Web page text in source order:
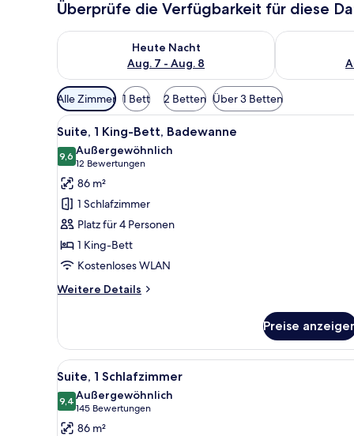
Überprüfe die Verfügbarkeit für diese
Heute Nacht
Aug. 7 - Aug. 8
Überprüfe die Verfügbarkeit für heute Nacht, Aug. 7
Überprüfe
Verfügbare
Filter
für
Zimmer
Alle Zimmer 1 Bett 2 Betten Über 3 Betten
Alle
Fotos
für
Suite,
1 King-
Bett,
Badewanne
anzeigen
Ein Hotelzimmer mit einem
7
Suite, 1 King-Bett, Badewanne
9,69,6 von 10
Außergewöhnlich
12 Bewertungen
(12
Bewertungen)
86 m²
1 Schlafzimmer
Platz für 4 Personen
1 King-Bett
Kostenloses WLAN
Weitere Details
Weitere
1 King-
Bett,
Badewanne
Preise
Alle
Fotos
für
Suite,
Ein Hotelzimmer mit einem
7
Suite, 1 Schlafzimmer
9,49,4 von 10
Außergewöhnlich
145 Bewertungen
(145
Bewertungen)
86 m²